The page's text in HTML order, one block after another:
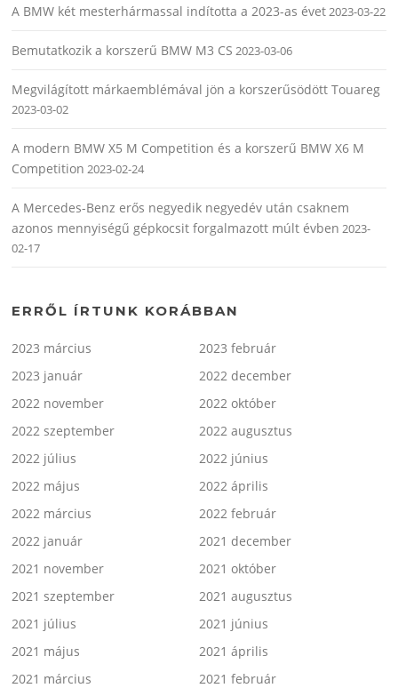
A BMW két mesterhármassal indította a 2023-as évet2023-03-22
Bemutatkozik a korszerű BMW M3 CS 2023-03-06
Megvilágított márkaemblémával jön a korszerűsödött Touareg
2023-03-02
A modern BMW X5 M Competition és a korszerű BMW X6 M
Competition 2023-02-24
A Mercedes-Benz erős negyedik negyedév után csaknem
azonos mennyiségű gépkocsit forgalmazott múlt évben 2023-
02-17
ERRŐL ÍRTUNK KORÁBBAN
2023 március
2023 február
2023 január
2022 december
2022 november
2022 október
2022 szeptember
2022 augusztus
2022 július
2022 június
2022 május
2022 április
2022 március
2022 február
2022 január
2021 december
2021 november
2021 október
2021 szeptember
2021 augusztus
2021 július
2021 június
2021 május
2021 április
2021 március
2021 február